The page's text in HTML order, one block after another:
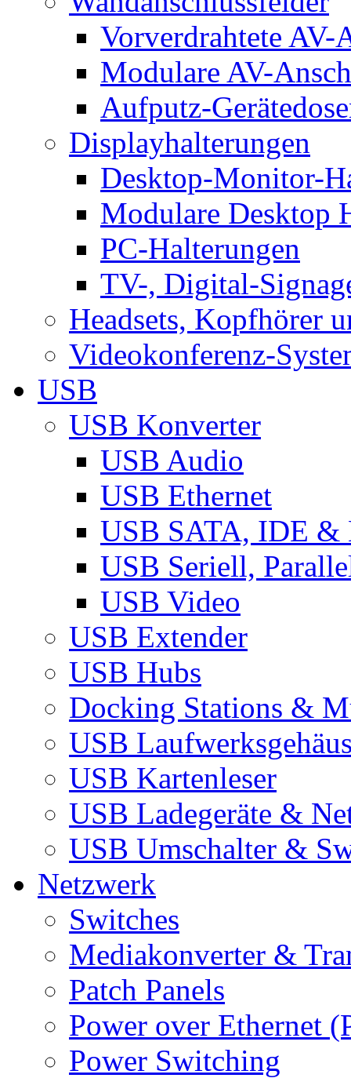
Vorverdrahtete AV-
Modulare AV-
Aufputz-
Displayhalterungen
Desktop-Monitor-
Modulare Desktop
PC-Halterungen
TV-, Digital-
Headsets, Kopfhörer
Videokonferenz-
USB
USB Konverter
USB Audio
USB Ethernet
USB SATA, IDE &
USB Seriell,
USB Video
USB Extender
USB Hubs
Docking Stations &
USB
USB Kartenleser
USB Ladegeräte &
USB Umschalter &
Netzwerk
Switches
Mediakonverter &
Patch Panels
Power over Ethernet
Power Switching